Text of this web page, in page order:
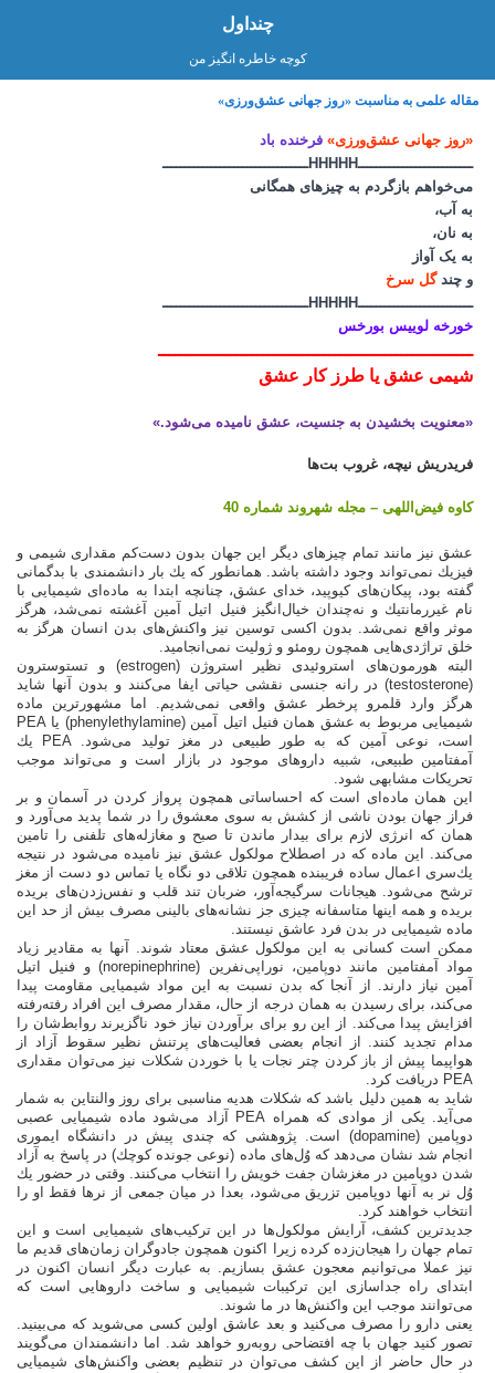
چنداول
کوچه خاطره انگیز من
مقاله علمی به مناسبت «روز جهانی عشق‌ورزی»
«روز جهانی عشق‌ورزی» فرخنده باد
ــــــــــــــــــــــــــHHHHHـــــــــــــــــــــــــــــــــ
می‌خواهم بازگردم به چیزهای همگانی
به آب،
به نان،
به یک آواز
و چندگل سرخ
ــــــــــــــــــــــــــHHHHHـــــــــــــــــــــــــــــــــ
خورخه لوییس بورخس
ـــــــــــــــــــــــــــــــــــــــــــــــــــــــــ
شیمی عشق یا طرز كار عشق
«معنویت بخشیدن به جنسیت، عشق نامیده می‌شود.»
فریدریش نیچه، غروب بت‌ها
كاوه فیض‌اللهی – مجله شهروند شماره 40
عشق نیز مانند تمام چیزهای دیگر این جهان بدون دست‌كم مقداری شیمی و
فیزیك نمی‌تواند وجود داشته باشد. همانطور كه یك بار دانشمندی با بدگمانی
گفته بود، پیكان‌های كیوپید، خدای عشق، چنانچه ابتدا به ماده‌ای شیمیایی با
نام غیررمانتیك و نه‌چندان خیال‌انگیز فنیل اتیل آمین آغشته نمی‌شد، هرگز
موثر واقع نمی‌شد. بدون اكسی توسین نیز واكنش‌های بدن انسان هرگز به
خلق تراژدی‌هایی همچون رومئو و ژولیت نمی‌انجامید.
البته هورمون‌های استروئیدی نظیر استروژن (estrogen) و تستوسترون
(testosterone) در رانه جنسی نقشی حیاتی ایفا می‌كنند و بدون آنها شاید
هرگز وارد قلمرو پرخطر عشق واقعی نمی‌شدیم. اما مشهورترین ماده
شیمیایی مربوط به عشق همان فنیل اتیل آمین (phenylethylamine) یا PEA
است، نوعی آمین كه به طور طبیعی در مغز تولید می‌شود. PEA یك
آمفتامین طبیعی، شبیه داروهای موجود در بازار است و می‌تواند موجب
تحریكات مشابهی شود.
این همان ماده‌ای است كه احساساتی همچون پرواز كردن در آسمان و بر
فراز جهان بودن ناشی از كشش به سوی معشوق را در شما پدید می‌آورد و
همان كه انرژی لازم برای بیدار ماندن تا صبح و مغازله‌های تلفنی را تامین
می‌كند. این ماده كه در اصطلاح مولكول عشق نیز نامیده می‌شود در نتیجه
یك‌سری اعمال ساده فریبنده همچون تلاقی دو نگاه یا تماس دو دست از مغز
ترشح می‌شود. هیجانات سرگیجه‌آور، ضربان تند قلب و نفس‌زدن‌های بریده
بریده و همه اینها متاسفانه چیزی جز نشانه‌های بالینی مصرف بیش از حد این
ماده شیمیایی در بدن فرد عاشق نیستند.
ممكن است كسانی به این مولكول عشق معتاد شوند. آنها به مقادیر زیاد
مواد آمفتامین مانند دوپامین، نوراپی‌نفرین (norepinephrine) و فنیل اتیل
آمین نیاز دارند. از آنجا كه بدن نسبت به این مواد شیمیایی مقاومت پیدا
می‌كند، برای رسیدن به همان درجه از حال، مقدار مصرف این افراد رفته‌رفته
افزایش پیدا می‌كند. از این رو برای برآوردن نیاز خود ناگزیرند روابط‌شان را
مدام تجدید كنند. از انجام بعضی فعالیت‌های پرتنش نظیر سقوط آزاد از
هواپیما پیش از باز كردن چتر نجات یا با خوردن شكلات نیز می‌توان مقداری
PEA دریافت كرد.
شاید به همین دلیل باشد كه شكلات هدیه مناسبی برای روز والنتاین به شمار
می‌آید. یكی از موادی كه همراه PEA آزاد می‌شود ماده شیمیایی عصبی
دوپامین (dopamine) است. پژوهشی كه چندی پیش در دانشگاه ایموری
انجام شد نشان می‌دهد كه وُل‌های ماده (نوعی جونده كوچك) در پاسخ به آزاد
شدن دوپامین در مغزشان جفت خویش را انتخاب می‌كنند. وقتی در حضور یك
وُل نر به آنها دوپامین تزریق می‌شود، بعدا در میان جمعی از نرها فقط او را
انتخاب خواهند كرد.
جدیدترین كشف، آرایش مولكول‌ها در این تركیب‌های شیمیایی است و این
تمام جهان را هیجان‌زده كرده زیرا اكنون همچون جادوگران زمان‌های قدیم ما
نیز عملا می‌توانیم معجون عشق بسازیم. به عبارت دیگر انسان اكنون در
ابتدای راه جداسازی این تركیبات شیمیایی و ساخت داروهایی است كه
می‌توانند موجب این واكنش‌ها در ما شوند.
یعنی دارو را مصرف می‌كنید و بعد عاشق اولین كسی می‌شوید كه می‌بینید.
تصور كنید جهان با چه افتضاحی روبه‌رو خواهد شد. اما دانشمندان می‌گویند
در حال حاضر از این كشف می‌توان در تنظیم بعضی واكنش‌های شیمیایی